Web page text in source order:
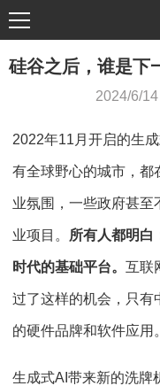
硅谷之后，谁是下
2024/6/
2022年11月开启的生
有全球野心的城市，都
业氛围，一些政府甚至
业项目。 所有人都明白
时代的基础平台。 互联
过了这样的机会，只有
的硬件品牌和软件应用。
生成式AI带来新的洗牌